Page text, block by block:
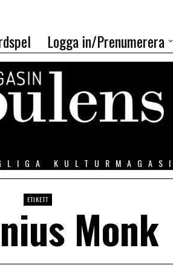
Logga in/Prenumerera
ETIKETT
Monk